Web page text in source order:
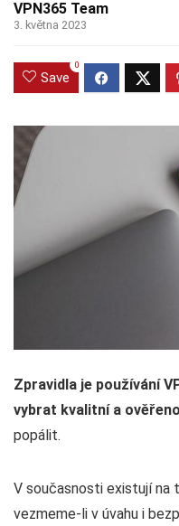
VPN365 Team
3. května 2023
Save
0
Zpravidla je používání
vybrat kvalitní a
popálit.
V současnosti existují
vezmeme-li v úvahu i